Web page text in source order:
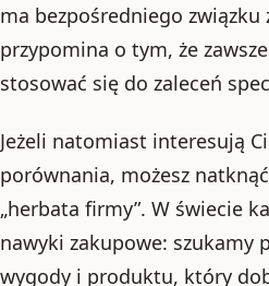
ma bezpośredniego
przypomina o tym, że
stosować się do zaleceń
Jeżeli natomiast interesują
porównania, możesz
„herbata firmy”. W świecie
nawyki zakupowe: szukamy
wygody i produktu, który